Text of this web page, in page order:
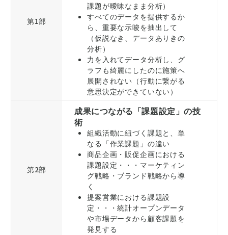
第1部
課題が曖昧なまま分析）
すべてのデータを提供するか
ら、重要な示唆を抽出して
（仮説なき、データありきの
分析）
力を入れてデータ分析し、グ
ラフも綺麗にしたのに施策へ
展開されない（行動に繋がる
意思決定ができていない）
第2部
成果につながる「課題設定」の技
術
組織活動に紐づく課題と、単
なる「作業課題」の違い
商品企画・販促企画における
課題設定・・・マーケティン
グ戦略・ブランド戦略から導
く
提案営業における課題設
定・・・統計オープンデータ
や市場データから顧客課題を
発見する